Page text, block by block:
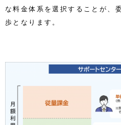
な料金体系を選択することが、
歩となります。